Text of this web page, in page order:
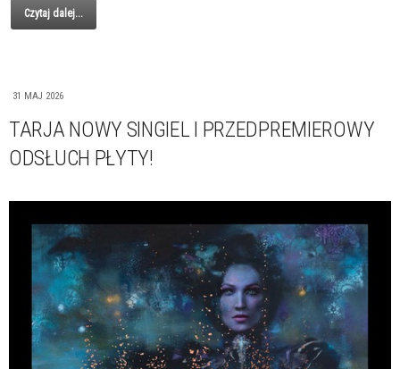
Czytaj dalej...
31 MAJ 2026
TARJA NOWY SINGIEL I PRZEDPREMIEROWY
ODSŁUCH PŁYTY!